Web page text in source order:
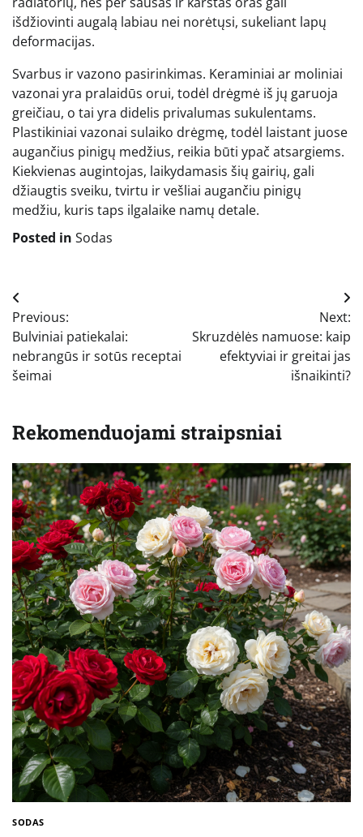
išdžiovinti augalą labiau nei norėtųsi, sukeliant lapų
deformacijas.
Svarbus ir vazono pasirinkimas. Keraminiai ar moliniai
vazonai yra pralaidūs orui, todėl drėgmė iš jų garuoja
greičiau, o tai yra didelis privalumas sukulentams.
Plastikiniai vazonai sulaiko drėgmę, todėl laistant juose
augančius pinigų medžius, reikia būti ypač atsargiems.
Kiekvienas augintojas, laikydamasis šių gairių, gali
džiaugtis sveiku, tvirtu ir vešliai augančiu pinigų
medžiu, kuris taps ilgalaike namų detale.
Posted in Sodas
Navigacija
tarp
įrašų
Previous:
Bulviniai patiekalai:
nebrangūs ir sotūs receptai
šeimai
Next:
Skruzdėlės namuose: kaip
efektyviai ir greitai jas
išnaikinti?
Rekomenduojami straipsniai
SODAS